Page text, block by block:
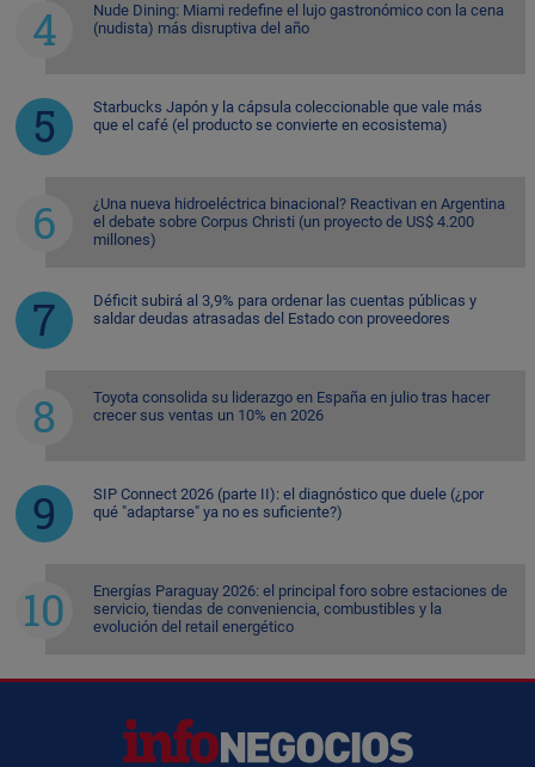
Nude Dining: Miami redefine el lujo gastronómico con la cena
(nudista) más disruptiva del año
Starbucks Japón y la cápsula coleccionable que vale más
que el café (el producto se convierte en ecosistema)
¿Una nueva hidroeléctrica binacional? Reactivan en Argentina
el debate sobre Corpus Christi (un proyecto de US$ 4.200
millones)
Déficit subirá al 3,9% para ordenar las cuentas públicas y
saldar deudas atrasadas del Estado con proveedores
Toyota consolida su liderazgo en España en julio tras hacer
crecer sus ventas un 10% en 2026
SIP Connect 2026 (parte II): el diagnóstico que duele (¿por
qué "adaptarse" ya no es suficiente?)
Energías Paraguay 2026: el principal foro sobre estaciones de
servicio, tiendas de conveniencia, combustibles y la
evolución del retail energético